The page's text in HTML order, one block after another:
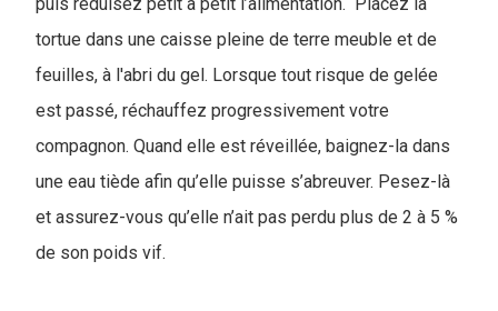
tortue dans une caisse pleine de terre meuble et de
feuilles, à l'abri du gel. Lorsque tout risque de gelée
est passé, réchauffez progressivement votre
compagnon. Quand elle est réveillée, baignez-la dans
une eau tiède afin qu’elle puisse s’abreuver. Pesez-là
et assurez-vous qu’elle n’ait pas perdu plus de 2 à 5 %
de son poids vif.